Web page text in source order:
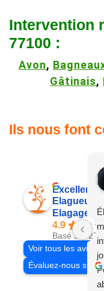
Intervention
77100 :
Avon,
Gâtinais,
Ils nous font
Excellent
Elagueur 77
Elagage
4.9
Basé sur 27
Voir tous les avis
Évaluez-nous sur